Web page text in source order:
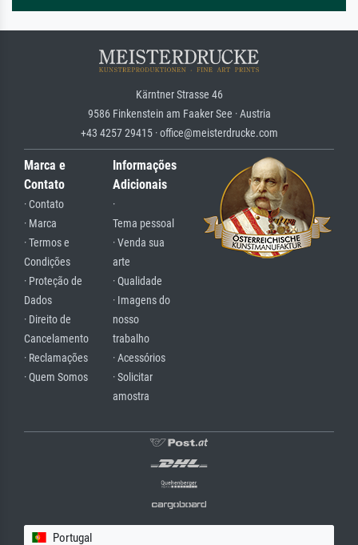
Kärntner Strasse 46
9586 Finkenstein am Faaker See · Austria
+43 4257 29415 · office@meisterdrucke.com
Marca e
Contato
· Contato
· Marca
· Termos e
Condições
· Proteção de
Dados
· Direito de
Cancelamento
· Reclamações
· Quem Somos
Informações
Adicionais
·
Tema pessoal
· Venda sua
arte
· Qualidade
· Imagens do
nosso
trabalho
· Acessórios
· Solicitar
amostra
Portugal